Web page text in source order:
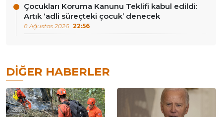
Çocukları Koruma Kanunu Teklifi kabul edildi:
Artık ‘adli süreçteki çocuk’ denecek
8 Ağustos 2026 22:56
DIĞER HABERLER